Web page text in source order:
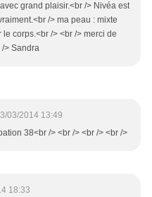
grand plaisir.<br /> Nivéa est
/> ma peau : mixte
corps.<br /> <br /> merci de
/> Sandra
03/2014 13:49
38<br /> <br /> <br /> <br />
18:33